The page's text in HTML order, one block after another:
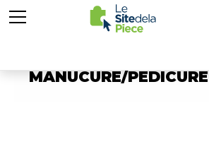
MANUCURE/PEDICURE